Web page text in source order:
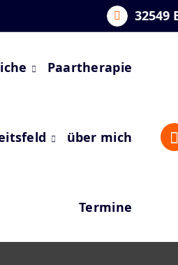
32549
Paartherapie
über mich
Termine